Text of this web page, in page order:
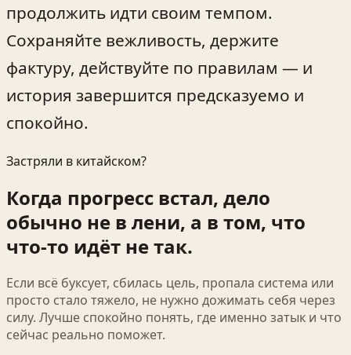
продолжить идти своим темпом.
Сохраняйте вежливость, держите
фактуру, действуйте по правилам — и
история завершится предсказуемо и
спокойно.
Застряли в китайском?
Когда прогресс встал, дело
обычно не в лени, а в том, что
что-то идёт не так.
Если всё буксует, сбилась цель, пропала система или
просто стало тяжело, не нужно дожимать себя через
силу. Лучше спокойно понять, где именно затык и что
сейчас реально поможет.